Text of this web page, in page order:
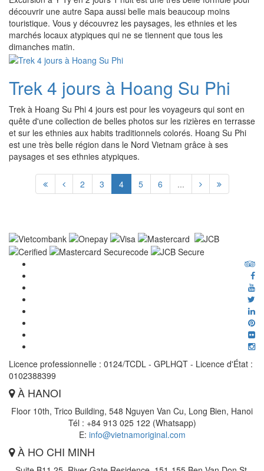
découvrir une autre Sapa aussi belle mais beaucoup moins
touristique. Vous y découvrez les paysages, les ethnies et les
marchés locaux atypiques qui ne se tiennent que tous les
dimanches matin.
Trek 4 jours à Hoang Su Phi
Trek à Hoang Su Phi 4 jours est pour les voyageurs qui sont en
quête d'une collection de belles photos sur les rizières en terrasse
et sur les ethnies aux habits traditionnels colorés. Hoang Su Phi
est une très belle région dans le Nord Vietnam grâce à ses
paysages et ses ethnies atypiques.
2 3 4 5 6 ...
Licence professionnelle : 0124/TCDL - GPLHQT - Licence d'État :
0102388399
À HANOI
Floor 10th, Trico Building, 548 Nguyen Van Cu, Long Bien, Hanoi
Tél : +84 913 025 122 (Whatsapp)
E: info@vietnamoriginal.com
À HO CHI MINH